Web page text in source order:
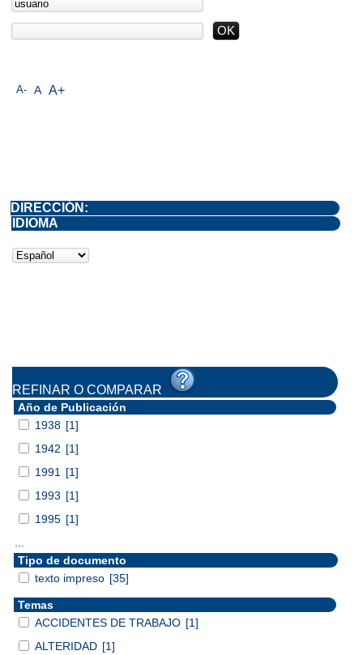
A- A A+
DIRECCIÓN:
IDIOMA
REFINAR O COMPARAR
Año de Publicación
1938 [1]
1942 [1]
1991
[1]
1993 [1]
1995 [1]
Tipo de documento
texto impreso [35]
Temas
ACCIDENTES DE TRABAJO [1]
ALTERIDAD [1]